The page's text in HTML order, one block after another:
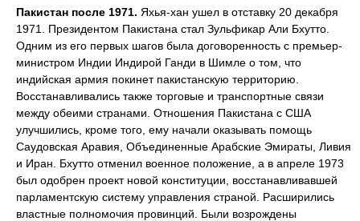
Пакистан после 1971. Яхья-хан ушел в отставку 20 декабря
1971. Президентом Пакистана стал Зульфикар Али Бхутто.
Одним из его первых шагов была договоренность с премьер-
министром Индии Индирой Ганди в Шимле о том, что
индийская армия покинет пакистанскую территорию.
Восстанавливались также торговые и транспортные связи
между обеими странами. Отношения Пакистана с США
улучшились, кроме того, ему начали оказывать помощь
Саудовская Аравия, Объединенные Арабские Эмираты, Ливия
и Иран. Бхутто отменил военное положение, а в апреле 1973
был одобрен проект новой конституции, восстанавливавшей
парламентскую систему управления страной. Расширились
властные полномочия провинций. Были возрождены